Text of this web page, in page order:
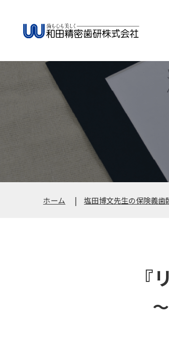
ホーム 塩田博文先生の保険義歯
『